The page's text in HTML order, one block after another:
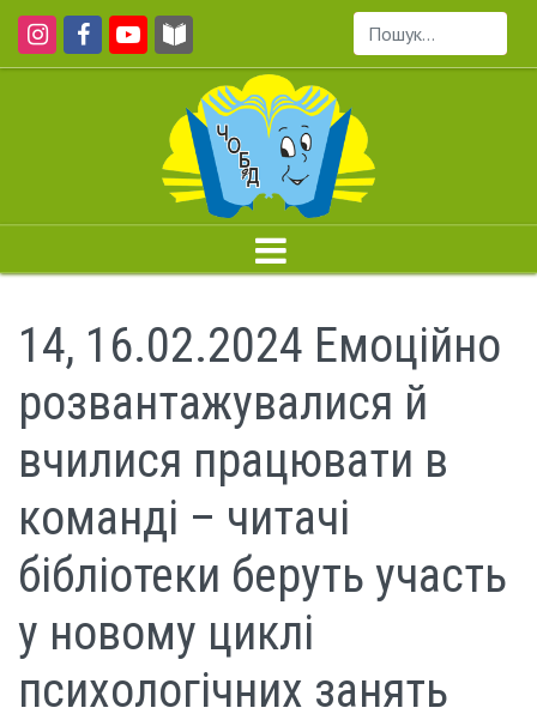
Пошук...
14, 16.02.2024 Емоційно
розвантажувалися й
вчилися працювати в
команді – читачі
бібліотеки беруть участь
у новому циклі
психологічних занять